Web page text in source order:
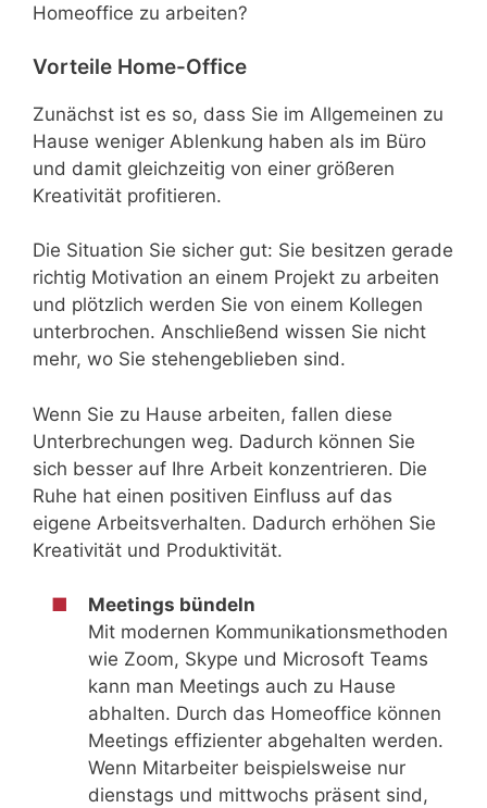
Homeoffice zu arbeiten?
Vorteile Home-Office
Zunächst ist es so, dass Sie im Allgemeinen zu
Hause weniger Ablenkung haben als im Büro
und damit gleichzeitig von einer größeren
Kreativität profitieren.
Die Situation Sie sicher gut: Sie besitzen gerade
richtig Motivation an einem Projekt zu arbeiten
und plötzlich werden Sie von einem Kollegen
unterbrochen. Anschließend wissen Sie nicht
mehr, wo Sie stehengeblieben sind.
Wenn Sie zu Hause arbeiten, fallen diese
Unterbrechungen weg. Dadurch können Sie
sich besser auf Ihre Arbeit konzentrieren. Die
Ruhe hat einen positiven Einfluss auf das
eigene Arbeitsverhalten. Dadurch erhöhen Sie
Kreativität und Produktivität.
Meetings bündeln
Mit modernen Kommunikationsmethoden
wie Zoom, Skype und Microsoft Teams
kann man Meetings auch zu Hause
abhalten. Durch das Homeoffice können
Meetings effizienter abgehalten werden.
Wenn Mitarbeiter beispielsweise nur
dienstags und mittwochs präsent sind,